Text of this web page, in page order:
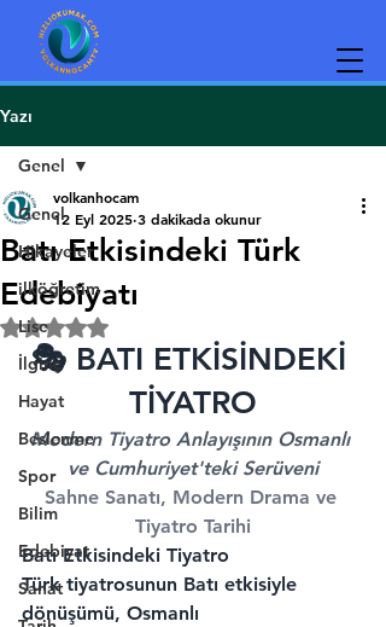
Yazı
Genel
Hikayeler
ilköğretim
Lise
İlginç
Hayat
Beslenme
Spor
Bilim
Edebiyat
Sanat
Genel
Batı Etkisindeki Türk
Edebiyatı
volkanhocam
12 Eyl 2025 3 dakikada okunur
5 üzerinden NaN yıldız
🎭 BATI ETKİSİNDEKİ
TİYATRO
Modern Tiyatro Anlayışının Osmanlı
ve Cumhuriyet'teki Serüveni
Sahne Sanatı, Modern Drama ve
Tiyatro Tarihi
Batı Etkisindeki Tiyatro
Türk tiyatrosunun Batı etkisiyle
dönüşümü, Osmanlı